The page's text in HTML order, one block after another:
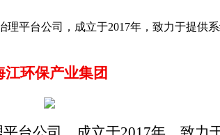
平台公司，成立于2017年，致力于提供
江环保产业集团